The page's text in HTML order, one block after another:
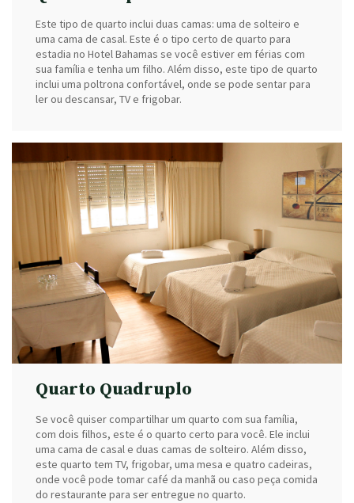
Este tipo de quarto inclui duas camas: uma de solteiro e
uma cama de casal. Este é o tipo certo de quarto para
estadia no Hotel Bahamas se você estiver em férias com
sua família e tenha um filho. Além disso, este tipo de quarto
inclui uma poltrona confortável, onde se pode sentar para
ler ou descansar, TV e frigobar.
Quarto Quadruplo
Se você quiser compartilhar um quarto com sua família,
com dois filhos, este é o quarto certo para você. Ele inclui
uma cama de casal e duas camas de solteiro. Além disso,
este quarto tem TV, frigobar, uma mesa e quatro cadeiras,
onde você pode tomar café da manhã ou caso peça comida
do restaurante para ser entregue no quarto.